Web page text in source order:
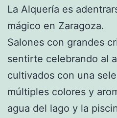
La Alquería es
mágico en Zaragoza.
Salones con grandes
sentirte celebrando al
cultivados con una
múltiples colores y
agua del lago y la